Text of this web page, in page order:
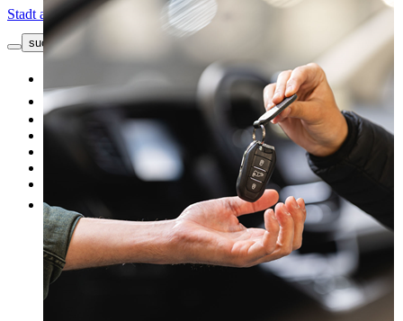
Stadt auswählen
suche button - icon
Gebrauchtwagen
Top Angebote
Unsere Marken
Fahrzeug verkaufen
Mehr